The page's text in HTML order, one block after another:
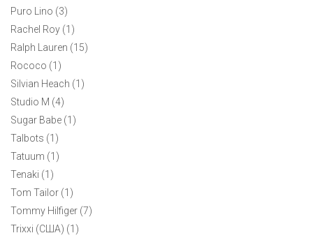
Puro Lino (3)
Rachel Roy (1)
Ralph Lauren (15)
Rococo (1)
Silvian Heach (1)
Studio M (4)
Sugar Babe (1)
Talbots (1)
Tatuum (1)
Tenaki (1)
Tom Tailor (1)
Tommy Hilfiger (7)
Trixxi (США) (1)